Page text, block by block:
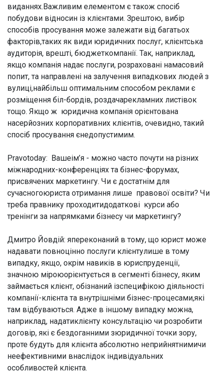
виданнях.Важливим елементом є також спосіб
побудови відносин із клієнтами. Зрештою, вибір
способів просування може залежати від багатьох
факторів,таких як види юридичних послуг, клієнтська
аудиторія, врешті, бюджеткомпанії. Так, наприклад,
якщо компанія надає послуги, розраховані намасовий
попит, та направлені на залучення випадкових людей з
вулиці,найбільш оптимальним способом реклами є
розміщення біл-бордів, роздачарекламних листівок
тощо. Якщо ж юридична компанія орієнтована
насерйозних корпоративних клієнтів, очевидно, такий
спосіб просування єнедопустимим.
Pravotoday: Вашеім’я - можно часто почути на різних
міжнародних-конференціях та бізнес-форумах,
присвячених маркетингу. Чи є достатнім для
сучасногоюриста отримання лише правової освіти? Чи
треба правнику проходитидодаткові курси або
тренінги за напрямками бізнесу чи маркетингу?
Дмитро Йовдій: япереконаний в тому, що юрист може
надавати повноцінно послуги клієнтулише в тому
випадку, якщо, окрім навиків в юриспруденції,
значною міроюорієнтується в сегменті бізнесу, яким
займається клієнт, обізнаний ізспецифікою діяльності
компанії-клієнта та внутрішніми бізнес-процесами,які
там відбуваються. Адже в іншому випадку можна,
наприклад, надатиклієнту консультацію чи розробити
договір, які є бездоганними зюридичної точки зору,
проте будуть для клієнта абсолютно неприйнятнимичи
неефективними внаслідок індивідуальних
особливостей клієнта.